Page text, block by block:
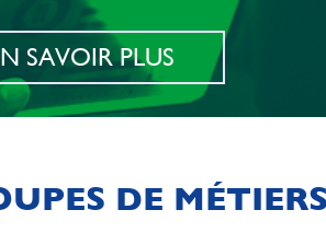
SAVOIR PLUS
DE